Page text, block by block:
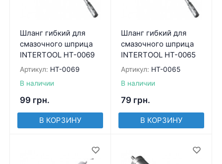
Шланг гибкий для
смазочного шприца
INTERTOOL HT-0069
Артикул: HT-0069
В наличии
99 грн.
В КОРЗИНУ
Шланг гибкий для
смазочного шприца
INTERTOOL HT-0065
Артикул: HT-0065
В наличии
79 грн.
В КОРЗИНУ